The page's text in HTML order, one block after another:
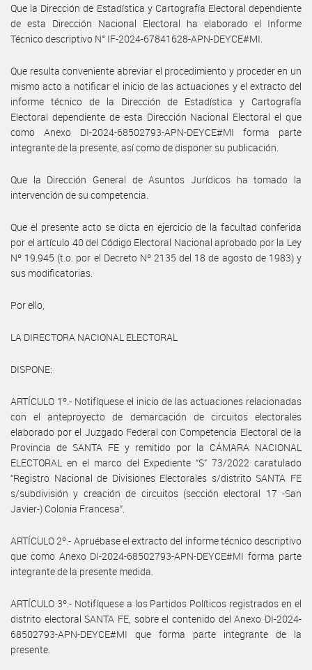
Que la Dirección de Estadística y Cartografía Electoral dependiente
de esta Dirección Nacional Electoral ha elaborado el Informe
Técnico descriptivo N° IF-2024-67841628-APN-DEYCE#MI.
Que resulta conveniente abreviar el procedimiento y proceder en un
mismo acto a notificar el inicio de las actuaciones y el extracto del
informe técnico de la Dirección de Estadística y Cartografía
Electoral dependiente de esta Dirección Nacional Electoral el que
como Anexo DI-2024-68502793-APN-DEYCE#MI forma parte
integrante de la presente, así como de disponer su publicación.
Que la Dirección General de Asuntos Jurídicos ha tomado la
intervención de su competencia.
Que el presente acto se dicta en ejercicio de la facultad conferida
por el artículo 40 del Código Electoral Nacional aprobado por la Ley
Nº 19.945 (t.o. por el Decreto Nº 2135 del 18 de agosto de 1983) y
sus modificatorias.
Por ello,
LA DIRECTORA NACIONAL ELECTORAL
DISPONE:
ARTÍCULO 1º.- Notifíquese el inicio de las actuaciones relacionadas
con el anteproyecto de demarcación de circuitos electorales
elaborado por el Juzgado Federal con Competencia Electoral de la
Provincia de SANTA FE y remitido por la CÁMARA NACIONAL
ELECTORAL en el marco del Expediente “S” 73/2022 caratulado
“Registro Nacional de Divisiones Electorales s/distrito SANTA FE
s/subdivisión y creación de circuitos (sección electoral 17 -San
Javier-) Colonia Francesa”.
ARTÍCULO 2º.- Apruébase el extracto del informe técnico descriptivo
que como Anexo DI-2024-68502793-APN-DEYCE#MI forma parte
integrante de la presente medida.
ARTÍCULO 3º.- Notifíquese a los Partidos Políticos registrados en el
distrito electoral SANTA FE, sobre el contenido del Anexo DI-2024-
68502793-APN-DEYCE#MI que forma parte integrante de la
presente.